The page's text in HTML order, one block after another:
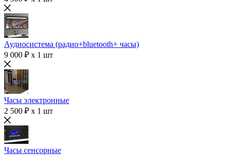
Аудиосистема (радио+bluetooth+ часы)
9 000 ₽ x 1 шт
Часы электронные
2 500 ₽ x 1 шт
Часы сенсорные